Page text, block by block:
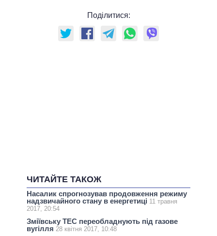
Поділитися:
ЧИТАЙТЕ ТАКОЖ
Насалик спрогнозував продовження режиму
надзвичайного стану в енергетиці 11 травня
2017, 20:54
Зміївську ТЕС переобладнують під газове
вугілля 28 квітня 2017, 10:48